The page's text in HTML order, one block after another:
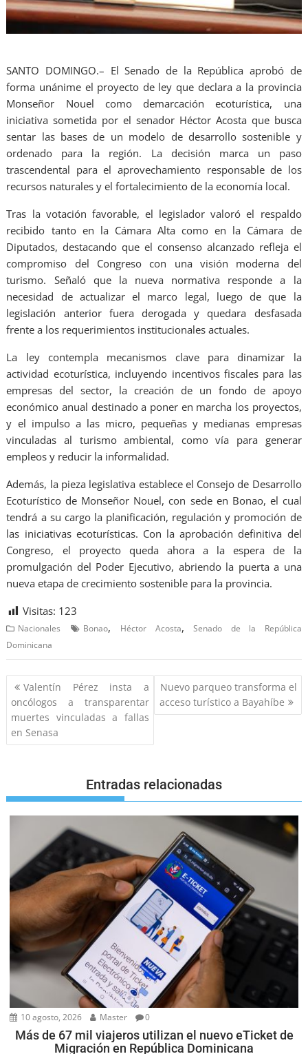
SANTO DOMINGO.– El Senado de la República aprobó de
forma unánime el proyecto de ley que declara a la provincia
Monseñor Nouel como demarcación ecoturística, una
iniciativa sometida por el senador Héctor Acosta que busca
sentar las bases de un modelo de desarrollo sostenible y
ordenado para la región. La decisión marca un paso
trascendental para el aprovechamiento responsable de los
recursos naturales y el fortalecimiento de la economía local.
Tras la votación favorable, el legislador valoró el respaldo
recibido tanto en la Cámara Alta como en la Cámara de
Diputados, destacando que el consenso alcanzado refleja el
compromiso del Congreso con una visión moderna del
turismo. Señaló que la nueva normativa responde a la
necesidad de actualizar el marco legal, luego de que la
legislación anterior fuera derogada y quedara desfasada
frente a los requerimientos institucionales actuales.
La ley contempla mecanismos clave para dinamizar la
actividad ecoturística, incluyendo incentivos fiscales para las
empresas del sector, la creación de un fondo de apoyo
económico anual destinado a poner en marcha los proyectos,
y el impulso a las micro, pequeñas y medianas empresas
vinculadas al turismo ambiental, como vía para generar
empleos y reducir la informalidad.
Además, la pieza legislativa establece el Consejo de Desarrollo
Ecoturístico de Monseñor Nouel, con sede en Bonao, el cual
tendrá a su cargo la planificación, regulación y promoción de
las iniciativas ecoturísticas. Con la aprobación definitiva del
Congreso, el proyecto queda ahora a la espera de la
promulgación del Poder Ejecutivo, abriendo la puerta a una
nueva etapa de crecimiento sostenible para la provincia.
Visitas: 123
Nacionales Bonao, Héctor Acosta,Senado de la República
Dominicana
Valentín Pérez insta a
oncólogos a transparentar
muertes vinculadas a fallas
en Senasa
Nuevo parqueo transforma el
acceso turístico a Bayahíbe
Entradas relacionadas
10 agosto, 2026 Master 0
Más de 67 mil viajeros utilizan el nuevo eTicket de
Migración en República Dominicana